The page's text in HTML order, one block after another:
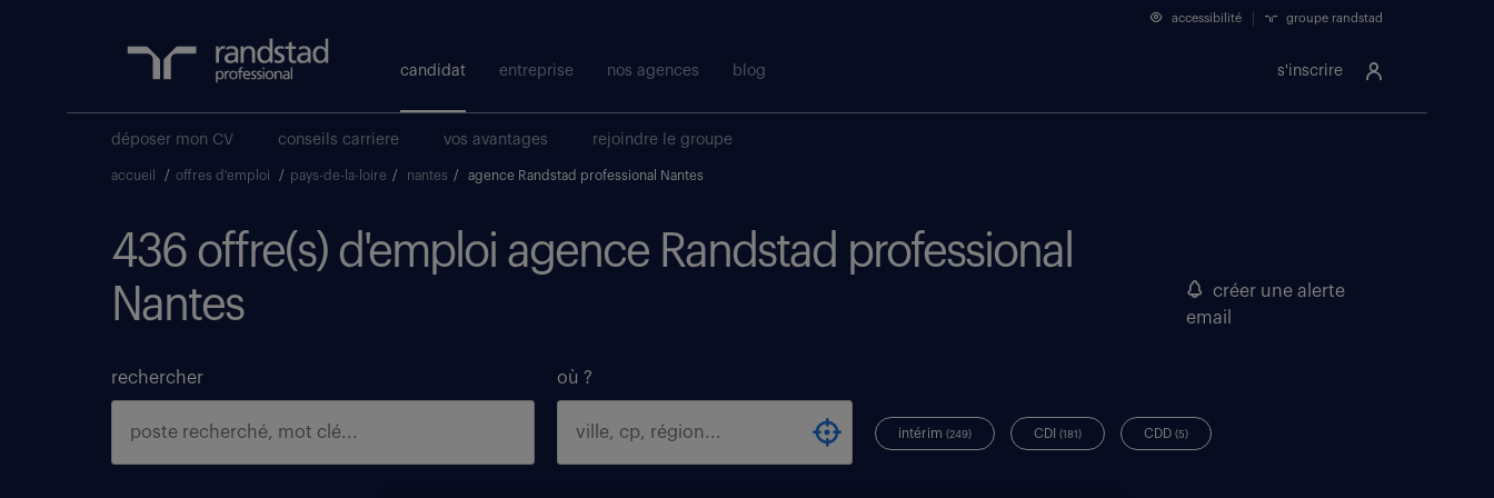
s'inscrire
accessibilité groupe randstad
candidat entreprise nos agences blog
déposer mon CV conseils carriere vos avantages rejoindre le groupe
accueil / offres d'emploi / pays-de-la-loire / nantes / agence Randstad professional Nantes
436 offre(s) d'emploi agence Randstad professional
Nantes
créer une alerte
email
rechercher où ?
intérim(249) CDI(181) CDD(5)